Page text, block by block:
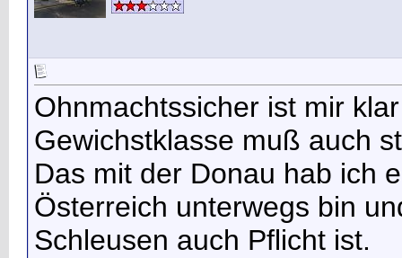
Ohnmachtssicher ist mir
Gewichstklasse muß auch
Das mit der Donau hab ich
Österreich unterwegs bin
Schleusen auch Pflicht ist.